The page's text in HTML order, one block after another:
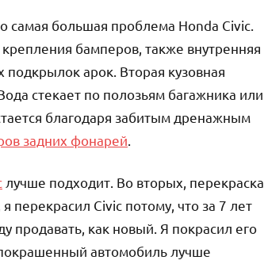
самая большая проблема Honda Civic.
бамперов, также внутренняя
арок. Вторая кузовная
стекает по полозьям багажника или
благодаря забитым дренажным
задних фонарей
лучше подходит. Во вторых, перекраска
перекрасил Civic потому, что за 7 лет
продавать, как новый. Я покрасил его
автомобиль лучше